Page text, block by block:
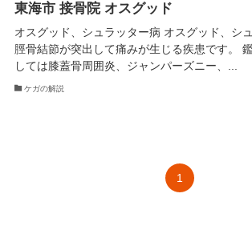
東海市 接骨院 オスグッド
オスグッド、シュラッター病 オスグッド、シ
脛骨結節が突出して痛みが生じる疾患です。
しては膝蓋骨周囲炎、ジャンパーズニー、...
ケガの解説
1